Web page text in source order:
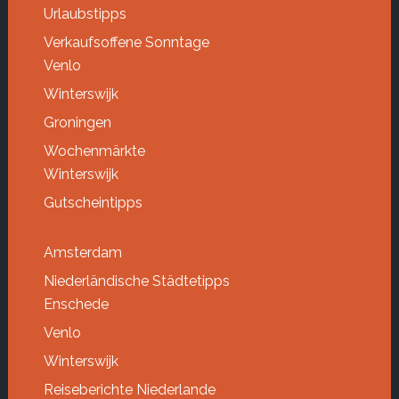
Urlaubstipps
Verkaufsoffene Sonntage
Venlo
Winterswijk
Groningen
Wochenmärkte
Winterswijk
Gutscheintipps
Amsterdam
Niederländische Städtetipps
Enschede
Venlo
Winterswijk
Reiseberichte Niederlande